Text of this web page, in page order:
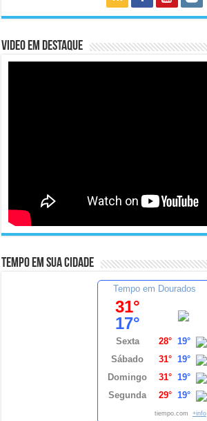
Video em Destaque
Tempo em sua cidade
Tempo em Dourados
31°
17°
Sexta 28° 19°
Sábado
31° 19°
Domingo
31° 19°
Segunda
29° 19°
tiempo.com +info